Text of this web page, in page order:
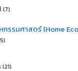
(7)
รรมศาสตร์ (Home
(21)